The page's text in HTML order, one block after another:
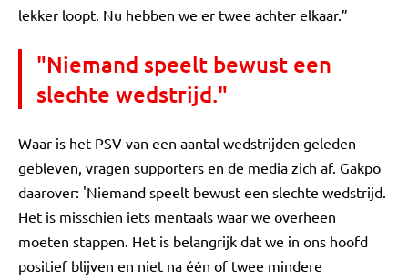
lekker loopt. Nu hebben we er twee achter elkaar.”
"Niemand speelt bewust een
slechte wedstrijd."
Waar is het PSV van een aantal wedstrijden geleden
gebleven, vragen supporters en de media zich af. Gakpo
daarover: 'Niemand speelt bewust een slechte wedstrijd.
Het is misschien iets mentaals waar we overheen
moeten stappen. Het is belangrijk dat we in ons hoofd
positief blijven en niet na één of twee mindere